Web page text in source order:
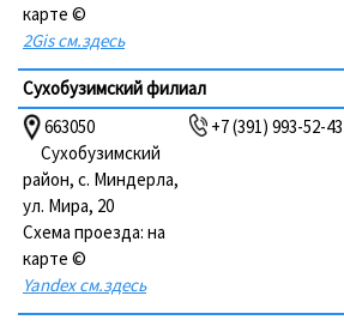
карте ©
2Gis см.здесь
Сухобузимский филиал
663050
Сухобузимский
район, с. Миндерла,
ул. Мира, 20
Схема проезда: на
карте ©
Yandex см.здесь
+7 (391) 993-52-43